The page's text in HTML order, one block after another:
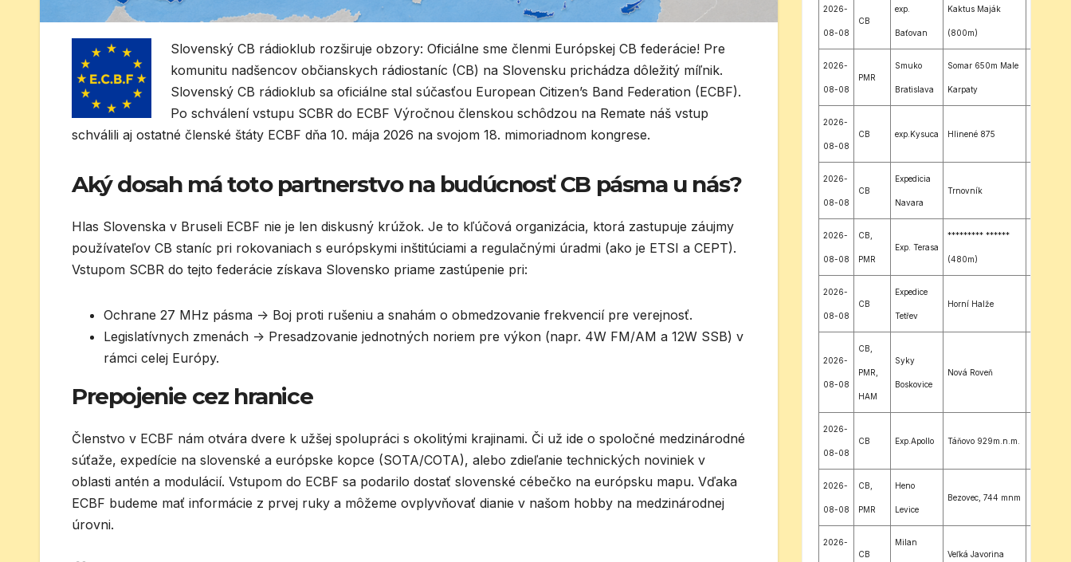
Slovenský CB rádioklub rozširuje obzory: Oficiálne sme členmi Európskej CB federácie! Pre
komunitu nadšencov občianskych rádiostaníc (CB) na Slovensku prichádza dôležitý míľnik.
Slovenský CB rádioklub sa oficiálne stal súčasťou European Citizen’s Band Federation (ECBF).
Po schválení vstupu SCBR do ECBF Výročnou členskou schôdzou na Remate náš vstup
schválili aj ostatné členské štáty ECBF dňa 10. mája 2026 na svojom 18. mimoriadnom kongrese.
Aký dosah má toto partnerstvo na budúcnosť CB pásma u nás?
Hlas Slovenska v Bruseli ECBF nie je len diskusný krúžok. Je to kľúčová organizácia, ktorá zastupuje záujmy
používateľov CB staníc pri rokovaniach s európskymi inštitúciami a regulačnými úradmi (ako je ETSI a CEPT).
Vstupom SCBR do tejto federácie získava Slovensko priame zastúpenie pri:
Ochrane 27 MHz pásma -> Boj proti rušeniu a snahám o obmedzovanie frekvencií pre verejnosť.
Legislatívnych zmenách -> Presadzovanie jednotných noriem pre výkon (napr. 4W FM/AM a 12W SSB) v
rámci celej Európy.
Prepojenie cez hranice
Členstvo v ECBF nám otvára dvere k užšej spolupráci s okolitými krajinami. Či už ide o spoločné medzinárodné
súťaže, expedície na slovenské a európske kopce (SOTA/COTA), alebo zdieľanie technických noviniek v
oblasti antén a modulácií. Vstupom do ECBF sa podarilo dostať slovenské cébečko na európsku mapu. Vďaka
ECBF budeme mať informácie z prvej ruky a môžeme ovplyvňovať dianie v našom hobby na medzinárodnej
úrovni.
2026-
08-08
CB
exp.
Baťovan
Kaktus Maják
(800m)
2026-
08-08
PMR
Smuko
Bratislava
Somar 650m Male
Karpaty
2026-
08-08
CB exp.Kysuca Hlinené 875
2026-
08-08
CB
Expedicia
Navara
Trnovník
2026-
08-08
CB,
PMR
Exp. Terasa
********* ******
(480m)
2026-
08-08
CB
Expedice
Tetřev
Horní Halže
2026-
08-08
CB,
PMR,
HAM
Syky
Boskovice
Nová Roveň
2026-
08-08
CB Exp.Apollo Táňovo 929m.n.m.
2026-
08-08
CB,
PMR
Heno
Levice
Bezovec, 744 mnm
2026-
CB
Milan
Veľká Javorina